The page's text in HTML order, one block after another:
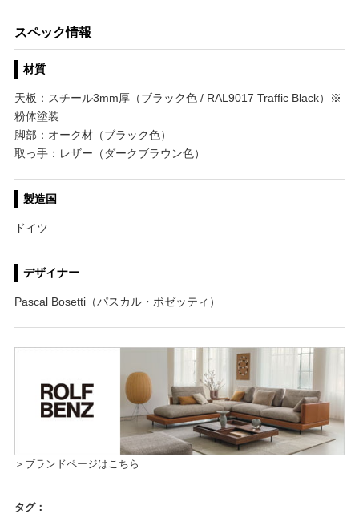
スペック情報
材質
天板：スチール3mm厚（ブラック色 / RAL9017 Traffic Black）※
粉体塗装
脚部：オーク材（ブラック色）
取っ手：レザー（ダークブラウン色）
製造国
ドイツ
デザイナー
Pascal Bosetti（パスカル・ボゼッティ）
＞ブランドページはこちら
タグ：